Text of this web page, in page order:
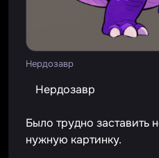
Нердозавр
Нердозавр
Было трудно заставить
нужную картинку.